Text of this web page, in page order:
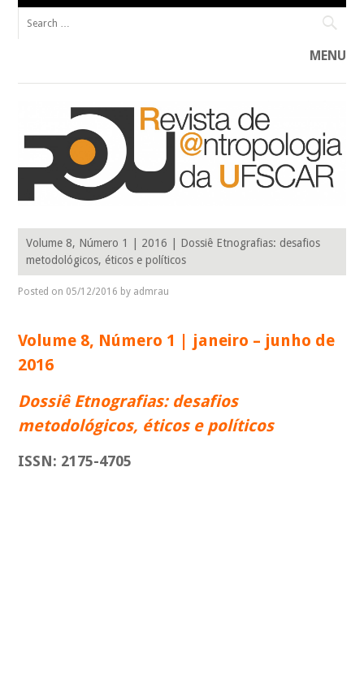
MENU
Skip to content
R@U: REVISTA DE ANTROPOLOGIA
DA UFSCAR
Federal de São Carlos (PPGAS–UFSCar).
Volume 8, Número 1 | 2016 | Dossiê Etnografias: desafios
metodológicos, éticos e políticos
Posted on 05/12/2016 by admrau
Volume 8, Número 1 | janeiro – junho de
2016
Dossiê Etnografias: desafios
metodológicos, éticos e políticos
ISSN: 2175-4705